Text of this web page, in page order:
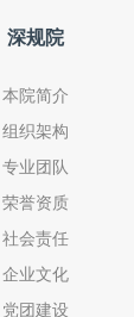
深规院
本院简介
组织架构
专业团队
荣誉资质
社会责任
企业文化
党团建设